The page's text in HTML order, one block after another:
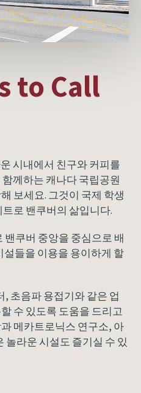
to Call
시내에서 친구와 커피를
께하는 캐나다 국립공원
보세요. 그것이 국제 학생
로 밴쿠버의 삶입니다.
밴쿠버 중앙을 중심으로 배
들을 이용을 용이하게 할
, 초음파 용접기와 같은 업
수 있도록 도움을 드리고
메카트로닉스 연구소, 아
놀라운 시설도 즐기실 수 있